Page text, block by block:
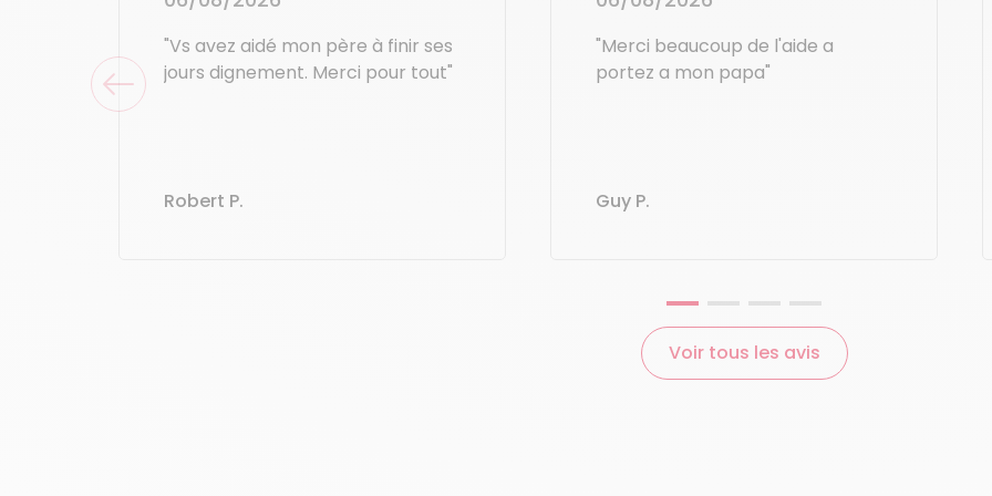
L’Avance Immédiate du Crédit d’Impôt
financé en partie par votre employeur, votre comité d’entreprise
: si vous recevez 400 € en CESU, vous pouvez les
vos dépenses, sans avancer de frais.
"Vs avez aidé mon père à finir ses
jours dignement. Merci pour tout"
Robert P.
"Merci beaucoup de l'aide a
portez a mon papa"
Guy P.
Voir tous les avis